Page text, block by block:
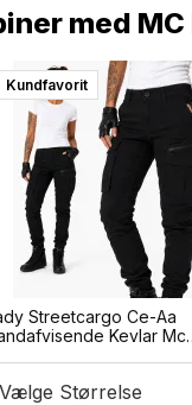
med MC
Kundfavorit
Streetcargo Ce-Aa
Kevlar Mc
Vælge Størrelse